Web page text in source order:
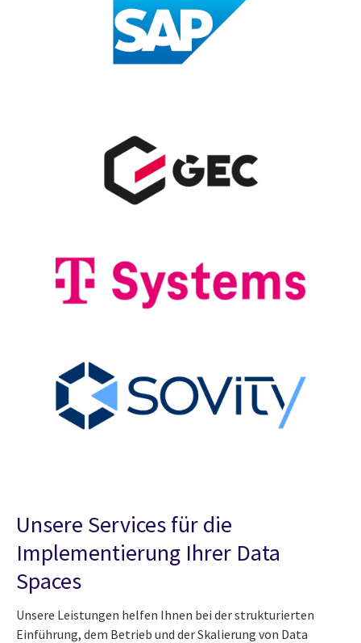
Unsere Services für die
Implementierung Ihrer Data
Spaces
Unsere Leistungen helfen Ihnen bei der strukturierten
Einführung, dem Betrieb und der Skalierung von Data